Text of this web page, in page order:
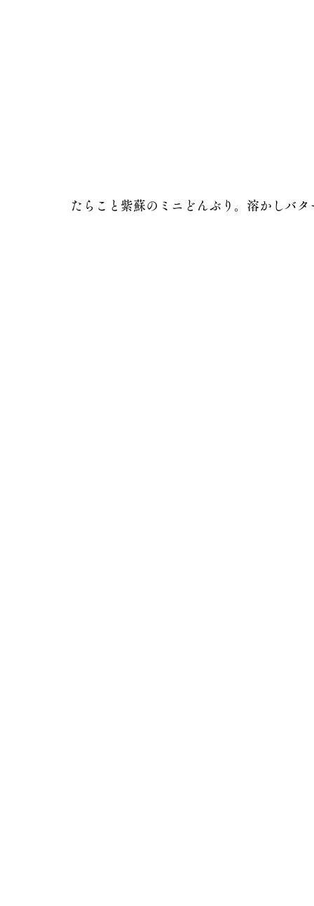
たらこと紫蘇のミニどんぶり。溶かしバ